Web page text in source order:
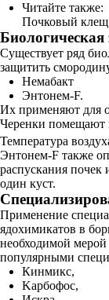
Читайте также:
Почковый
Биологическая
Существует ряд
защитить
Немабакт
Энтонем-F.
Их применяют для
Черенки помещают
Температура
Энтонем-F также
распускания почек
один куст.
Применение
ядохимикатов в
необходимой
популярными
Кинмикс,
Kapбoфoc,